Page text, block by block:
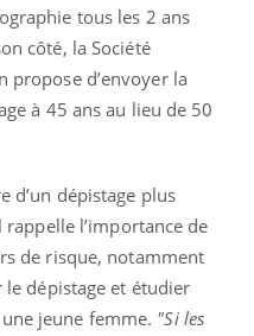
tous les 2 ans
côté, la Société
propose d’envoyer la
à 45 ans au lieu de 50
d’un dépistage plus
rappelle l’importance de
de risque, notamment
dépistage et étudier
jeune femme. "Si les